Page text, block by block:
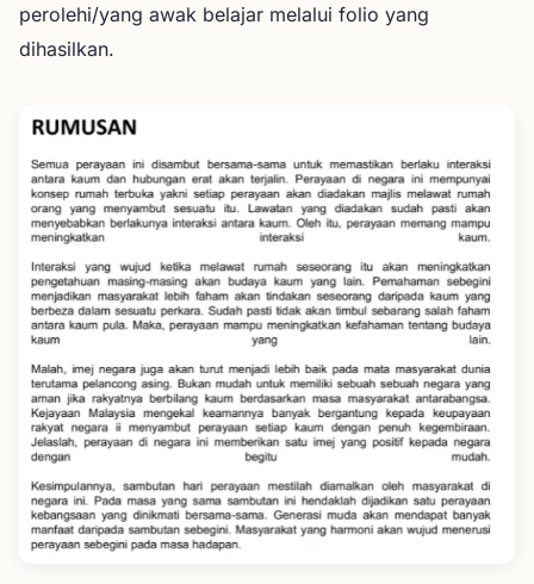
perolehi/yang awak belajar melalui folio yang
dihasilkan.